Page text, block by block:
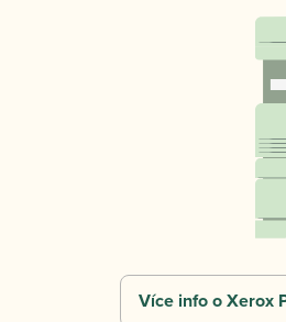
Více info o Xerox